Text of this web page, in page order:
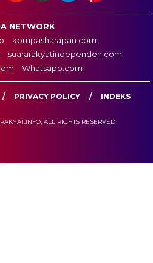
NETWORK
kompasharapan.com
suararakyatindependen.com
Whatsapp.com
PRIVACY POLICY INDEKS
ALL RIGHTS RESERVED